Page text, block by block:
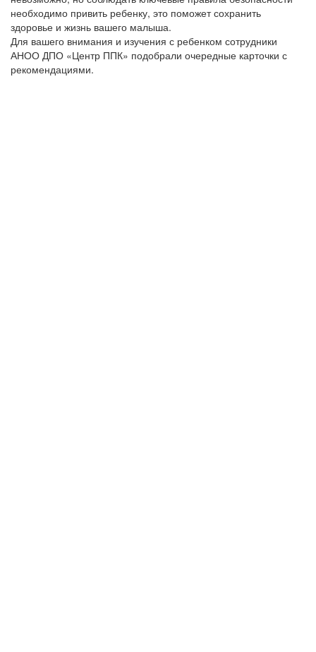
необходимо привить ребенку, это поможет сохранить
здоровье и жизнь вашего малыша.
Для вашего внимания и изучения с ребенком сотрудники
АНОО ДПО «Центр ППК» подобрали очередные карточки с
рекомендациями.